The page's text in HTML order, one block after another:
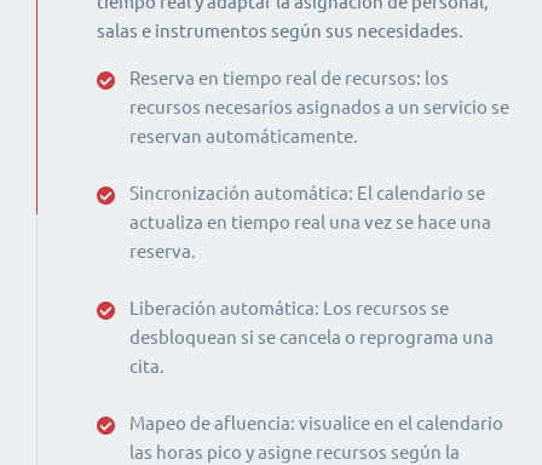
salas e instrumentos según sus necesidades.
Reserva en tiempo real de recursos: los
recursos necesarios asignados a un servicio se
reservan automáticamente.
Sincronización automática: El calendario se
actualiza en tiempo real una vez se hace una
reserva.
Liberación automática: Los recursos se
desbloquean si se cancela o reprograma una
cita.
Mapeo de afluencia: visualice en el calendario
las horas pico y asigne recursos según la